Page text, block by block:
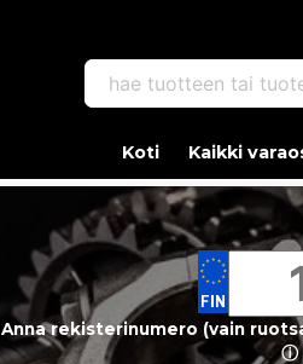
hae tuotteen tai
Koti Kaikki
Anna rekisterinumero (vain
ⓘ